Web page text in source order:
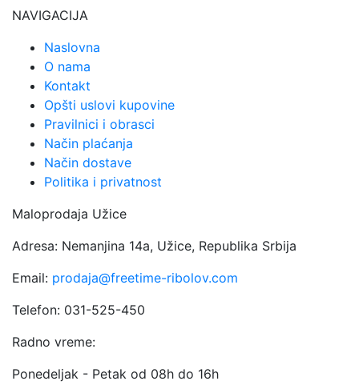
NAVIGACIJA
Naslovna
O nama
Kontakt
Opšti uslovi kupovine
Pravilnici i obrasci
Način plaćanja
Način dostave
Politika i privatnost
Maloprodaja Užice
Adresa: Nemanjina 14a, Užice, Republika Srbija
Email: prodaja@freetime-ribolov.com
Telefon: 031-525-450
Radno vreme:
Ponedeljak - Petak od 08h do 16h